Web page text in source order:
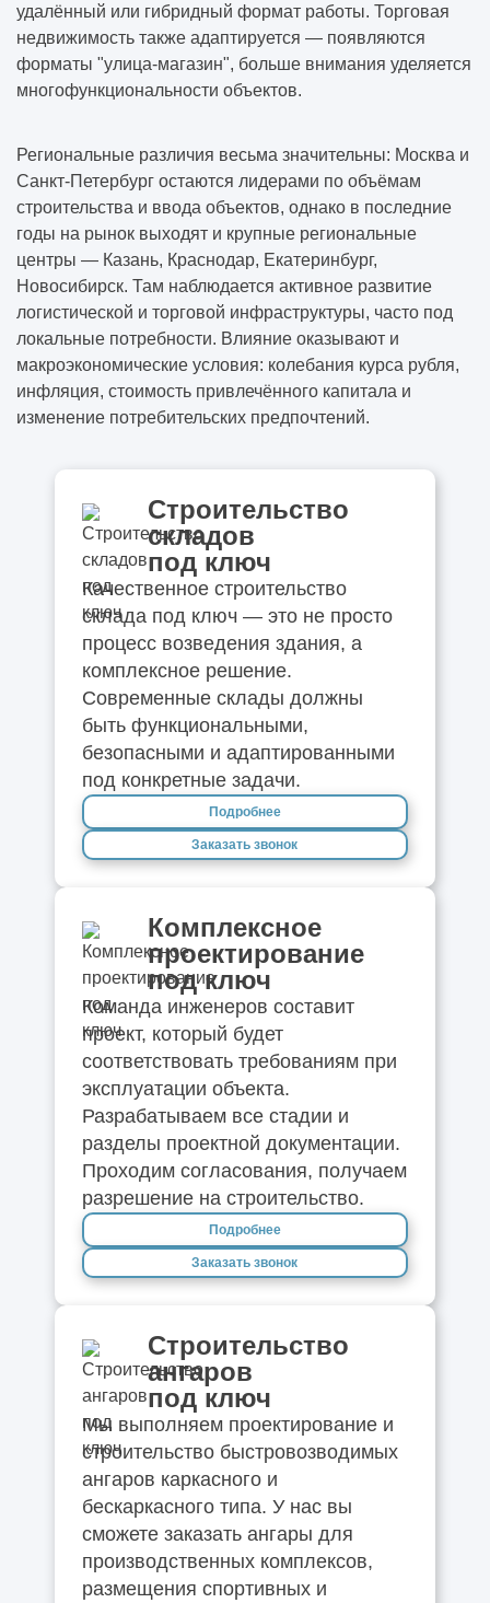
удалённый или гибридный формат работы. Торговая
недвижимость также адаптируется — появляются
форматы "улица-магазин", больше внимания уделяется
многофункциональности объектов.
Региональные различия весьма значительны: Москва и
Санкт-Петербург остаются лидерами по объёмам
строительства и ввода объектов, однако в последние
годы на рынок выходят и крупные региональные
центры — Казань, Краснодар, Екатеринбург,
Новосибирск. Там наблюдается активное развитие
логистической и торговой инфраструктуры, часто под
локальные потребности. Влияние оказывают и
макроэкономические условия: колебания курса рубля,
инфляция, стоимость привлечённого капитала и
изменение потребительских предпочтений.
Строительство
складов
под ключ
Качественное строительство
склада под ключ — это не просто
процесс возведения здания, а
комплексное решение.
Современные склады должны
быть функциональными,
безопасными и адаптированными
под конкретные задачи.
Подробнее
Заказать звонок
Комплексное
проектирование
под ключ
Команда инженеров составит
проект, который будет
соответствовать требованиям при
эксплуатации объекта.
Разрабатываем все стадии и
разделы проектной документации.
Проходим согласования, получаем
разрешение на строительство.
Подробнее
Заказать звонок
Строительство
ангаров
под ключ
Мы выполняем проектирование и
строительство быстровозводимых
ангаров каркасного и
бескаркасного типа. У нас вы
сможете заказать ангары для
производственных комплексов,
размещения спортивных и